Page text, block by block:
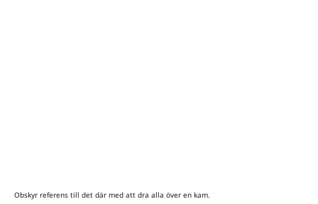
Obskyr referens till det där med att dra alla över en kam.